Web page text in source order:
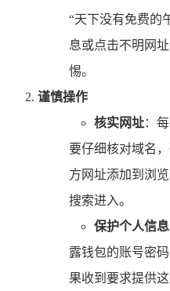
“天下没有免费的
息或点击不明网
惕。
谨慎操作
核实网址：
要仔细核对域名
方网址添加到浏
搜索进入。
保护个人信息
露钱包的账号密
果收到要求提供